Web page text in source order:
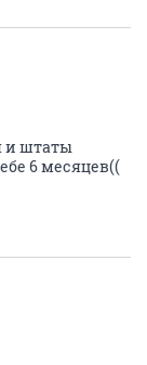
и штаты
6 месяцев((